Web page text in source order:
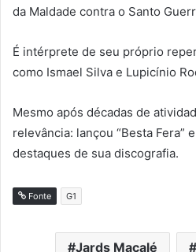
da Maldade contra o Santo
É intérprete de seu próprio
como Ismael Silva e Lupicínio
Mesmo após décadas de
relevância: lançou “Besta Fera”
destaques de sua discografia.
Fonte G1
Jards Macalé